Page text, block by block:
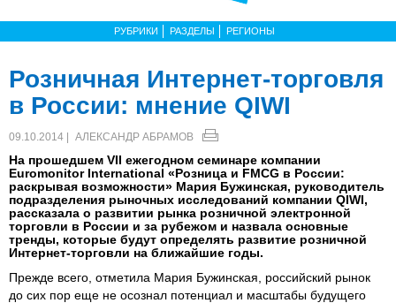
РУБРИКИ РАЗДЕЛЫ РЕГИОНЫ
Розничная Интернет-торговля
в России: мнение QIWI
09.10.2014 | АЛЕКСАНДР АБРАМОВ
На прошедшем VII ежегодном семинаре компании
Euromonitor International «Розница и FMCG в России:
раскрывая возможности» Мария Бужинская, руководитель
подразделения рыночных исследований компании QIWI,
рассказала о развитии рынка розничной электронной
торговли в России и за рубежом и назвала основные
тренды, которые будут определять развитие розничной
Интернет-торговли на ближайшие годы.
Прежде всего, отметила Мария Бужинская, российский рынок
до сих пор еще не осознал потенциал и масштабы будущего